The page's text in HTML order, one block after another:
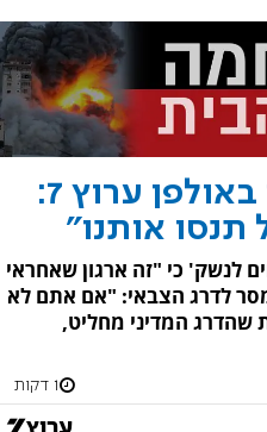
סגן השר אבי מעוז באולפן ערוץ 7:
תנסו אותנו"
לנשק' כי "זה ארגון שאחראי
לדרג הצבאי: "אם אתם לא
שהדרג המדיני מחליט,
1 דקות